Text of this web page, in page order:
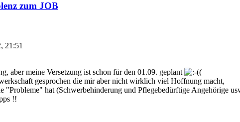
zum JOB
21:51
aber meine Versetzung ist schon für den 01.09. geplant
(
gesprochen die mir aber nicht wirklich viel Hoffnung macht,
"Probleme" hat (Schwerbehinderung und Pflegebedürftige Angehörige
!!